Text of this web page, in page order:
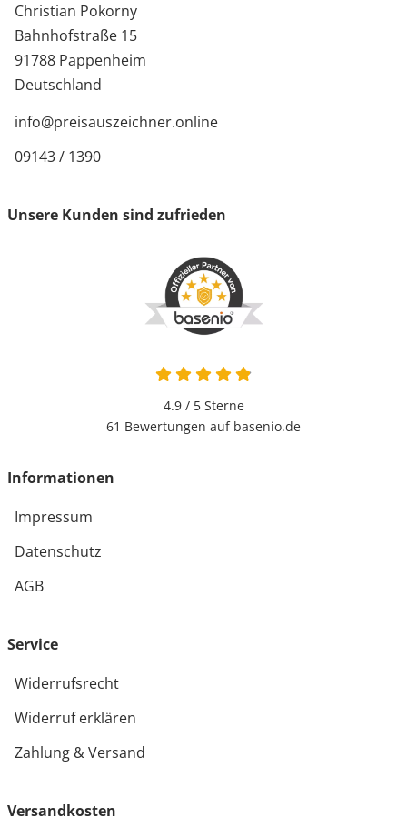
Christian Pokorny
Bahnhofstraße 15
91788 Pappenheim
Deutschland
info@preisauszeichner.online
09143 / 1390
Unsere Kunden sind zufrieden
4.9 von 5
4.9 / 5Sterne
61 Bewertungen auf basenio.de
Informationen
Impressum
Datenschutz
AGB
Service
Widerrufsrecht
Widerruf erklären
Zahlung & Versand
Versandkosten